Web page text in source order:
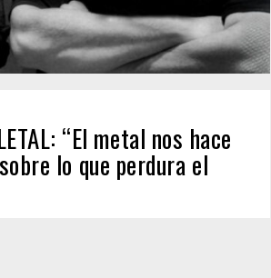
“El metal nos hace
lo que perdura el